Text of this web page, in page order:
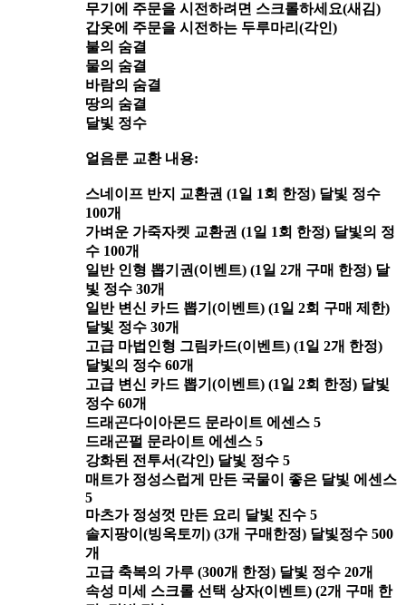
무기에 주문을 시전하려면 스크롤하세요(새김)
갑옷에 주문을 시전하는 두루마리(각인)
불의 숨결
물의 숨결
바람의 숨결
땅의 숨결
달빛 정수
얼음룬 교환 내용:
스네이프 반지 교환권 (1일 1회 한정) 달빛 정수
100개
가벼운 가죽자켓 교환권 (1일 1회 한정) 달빛의 정
수 100개
일반 인형 뽑기권(이벤트) (1일 2개 구매 한정) 달
빛 정수 30개
일반 변신 카드 뽑기(이벤트) (1일 2회 구매 제한)
달빛 정수 30개
고급 마법인형 그림카드(이벤트) (1일 2개 한정)
달빛의 정수 60개
고급 변신 카드 뽑기(이벤트) (1일 2회 한정) 달빛
정수 60개
드래곤다이아몬드 문라이트 에센스 5
드래곤펄 문라이트 에센스 5
강화된 전투서(각인) 달빛 정수 5
매트가 정성스럽게 만든 국물이 좋은 달빛 에센스
5
마츠가 정성껏 만든 요리 달빛 진수 5
솔지팡이(빙옥토끼) (3개 구매한정) 달빛정수 500
개
고급 축복의 가루 (300개 한정) 달빛 정수 20개
속성 미세 스크롤 선택 상자(이벤트) (2개 구매 한